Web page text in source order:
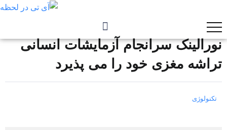
نورالینک سرانجام آزمایشات انسانی
تراشه مغزی خود را می پذیرد
تکنولوژی